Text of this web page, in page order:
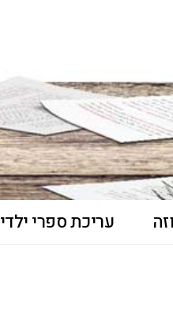
עריכת ספרי